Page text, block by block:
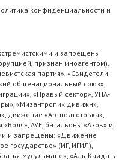
конфиденциальности и
и запрещены
признан иноагентом),
партия», «Свидетели
общенациональный союз»,
«Правый сектор», УНА-
«Мизантропик дивижн»,
движение «Артподготовка»,
АУЕ, батальоны «Азов» и
и запрещены: «Движение
государство» (ИГ, ИГИЛ),
мусульмане», «Аль-Каида в